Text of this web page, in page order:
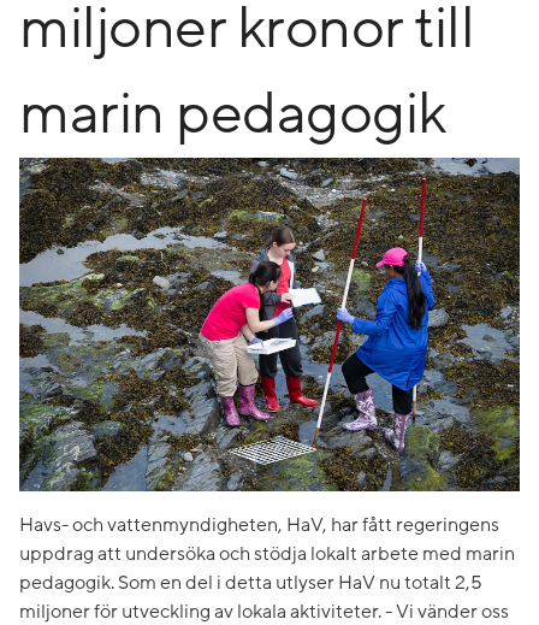
miljoner kronor till
marin pedagogik
​Havs- och vattenmyndigheten, HaV, har fått regeringens
uppdrag att undersöka och stödja lokalt arbete med marin
pedagogik. Som en del i detta utlyser HaV nu totalt 2,5
miljoner för utveckling av lokala aktiviteter. - Vi vänder oss